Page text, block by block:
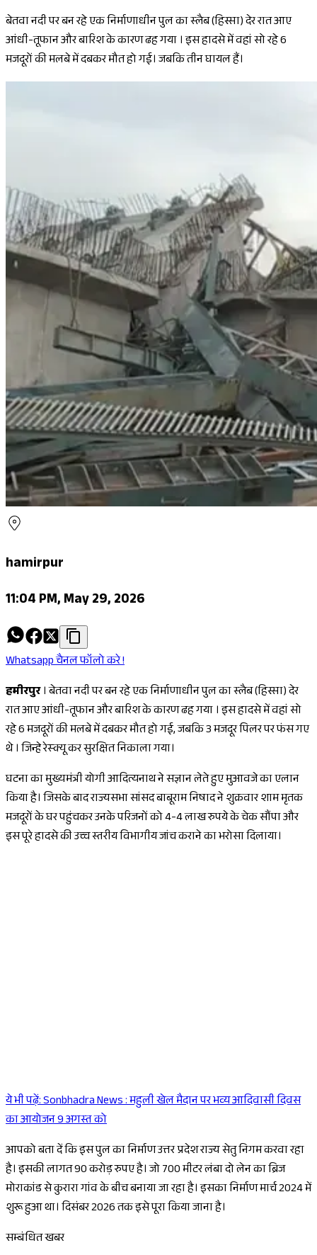
बेतवा नदी पर बन रहे एक निर्माणाधीन पुल का स्लैब (हिस्सा) देर रात आए
आंधी-तूफान और बारिश के कारण ढह गया । इस हादसे में वहां सो रहे 6
मजदूरों की मलबे में दबकर मौत हो गई। जबकि तीन घायल हैं।
hamirpur
11:04 PM, May 29, 2026
Whatsapp चैनल फॉलो करे !
हमीरपुर। बेतवा नदी पर बन रहे एक निर्माणाधीन पुल का स्लैब (हिस्सा) देर
रात आए आंधी-तूफान और बारिश के कारण ढह गया । इस हादसे में वहां सो
रहे 6 मजदूरों की मलबे में दबकर मौत हो गई, जबकि 3 मजदूर पिलर पर फंस गए
थे । जिन्हे रेस्क्यू कर सुरक्षित निकाला गया।
घटना का मुख्यमंत्री योगी आदित्यनाथ ने सज्ञान लेते हुए मुआवजे का एलान
किया है। जिसके बाद राज्यसभा सांसद बाबूराम निषाद ने शुक्रवार शाम मृतक
मजदूरों के घर पहुंचकर उनके परिजनों को 4-4 लाख रुपये के चेक सौंपा और
इस पूरे हादसे की उच्च स्तरीय विभागीय जांच कराने का भरोसा दिलाया।
Sponsored
ये भी पढ़ें:Sonbhadra News : महुली खेल मैदान पर भव्य आदिवासी दिवस
का आयोजन 9 अगस्त को
आपको बता दें कि इस पुल का निर्माण उत्तर प्रदेश राज्य सेतु निगम करवा रहा
है। इसकी लागत 90 करोड़ रुपए है। जो 700 मीटर लंबा दो लेन का ब्रिज
मोराकांड से कुरारा गांव के बीच बनाया जा रहा है। इसका निर्माण मार्च 2024 में
शुरू हुआ था। दिसंबर 2026 तक इसे पूरा किया जाना है।
सम्बंधित खबर